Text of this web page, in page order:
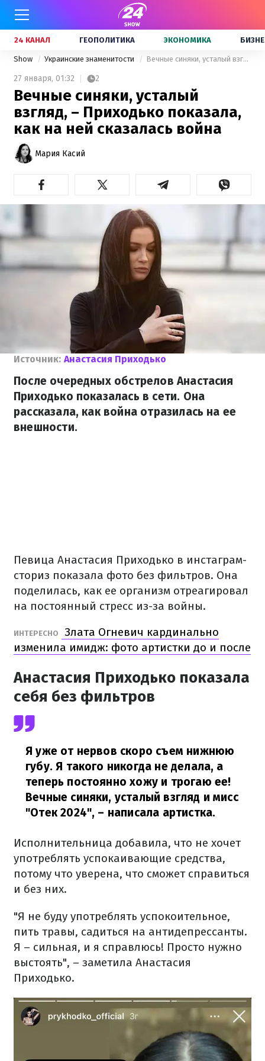
24 КАНАЛ ГЕОПОЛИТИКА ЭКОНОМИКА
Show Украинские знаменитости Вечные синяки, усталый взгляд, – Приходько показала, как на ней сказалась война
27 января, 01:32 2
Вечные синяки, усталый
взгляд, – Приходько показала,
как на ней сказалась война
Мария Касий
Источник: Анастасия Приходько
После очередных обстрелов Анастасия
Приходько показалась в сети. Она
рассказала, как война отразилась на ее
внешности.
Певица Анастасия Приходько в инстаграм-
сториз показала фото без фильтров. Она
поделилась, как ее организм отреагировал
на постоянный стресс из-за войны.
ИНТЕРЕСНО
Злата Огневич кардинально
изменила имидж: фото артистки до и после
Анастасия Приходько показала
себя без фильтров
Я уже от нервов скоро съем нижнюю
губу. Я такого никогда не делала, а
теперь постоянно хожу и трогаю ее!
Вечные синяки, усталый взгляд и мисс
"Отек 2024", – написала артистка.
Исполнительница добавила, что не хочет
употреблять успокаивающие средства,
потому что уверена, что сможет справиться
и без них.
"Я не буду употреблять успокоительное,
пить травы, садиться на антидепрессанты.
Я – сильная, и я справлюсь! Просто нужно
выстоять", – заметила Анастасия
Приходько.